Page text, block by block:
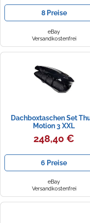
8 Preise
eBay
Versandkostenfrei
Dachboxtaschen Set
Motion 3 XXL
248,40 €
6 Preise
eBay
Versandkostenfrei